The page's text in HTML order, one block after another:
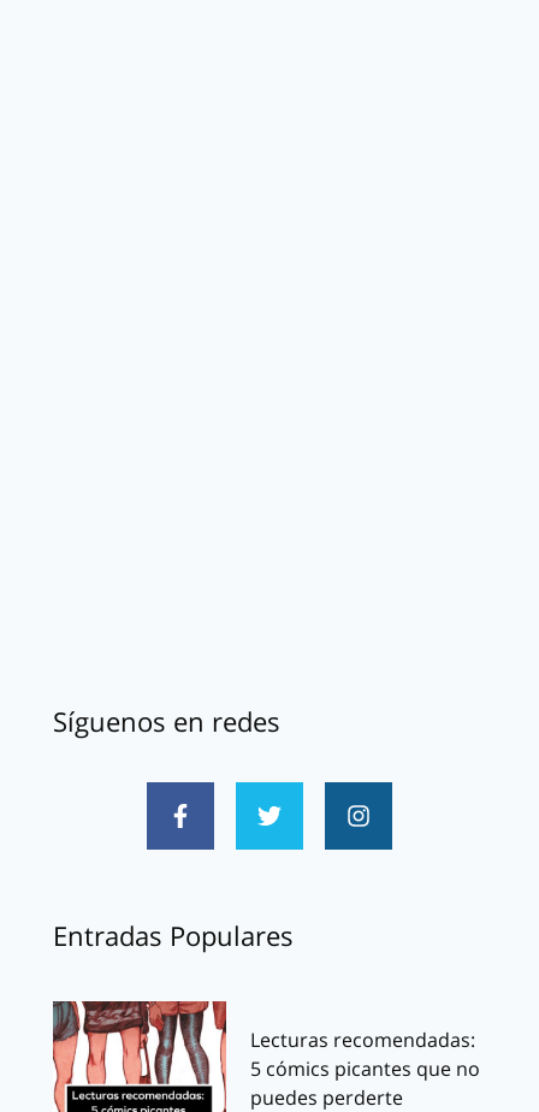
Síguenos en redes
Entradas Populares
Lecturas recomendadas:
5 cómics picantes que no
puedes perderte